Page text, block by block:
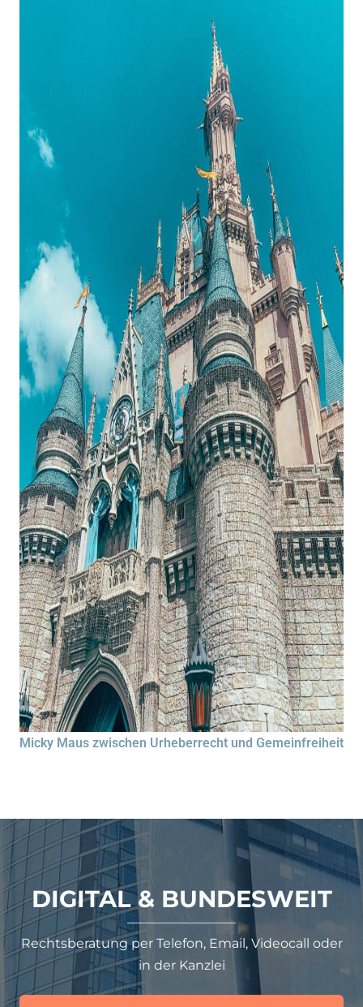
Micky Maus zwischen Urheberrecht und Gemeinfreiheit
DIGITAL & BUNDESWEIT
Rechtsberatung per Telefon, Email, Videocall oder
in der Kanzlei